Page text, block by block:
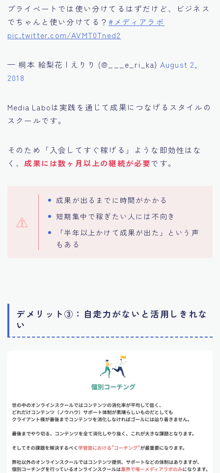
プライベートでは使い分けてるはずだけど、ビジネス
でちゃんと使い分けてる？#メディアラボ
pic.twitter.com/AVMT0Tned2
— 桐本 絵梨花 | えりり (@___e_ri_ka) August 2,
2018
Media Laboは実践を通じて成果につなげるスタイルの
スクールです。
そのため「入会してすぐ稼げる」ような即効性はな
く、 成果には数ヶ月以上の継続が必要です。
成果が出るまでに時間がかかる
短期集中で稼ぎたい人には不向き
「半年以上かけて成果が出た」という声
もある
デメリット③：自走力がないと活用しきれな
い